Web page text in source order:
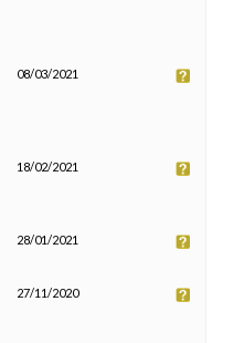
08/03/2021
18/02/2021
28/01/2021
27/11/2020